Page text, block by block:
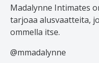
Madalynne Intimates
tarjoaa alusvaatteita,
ommella itse.
@mmadalynne